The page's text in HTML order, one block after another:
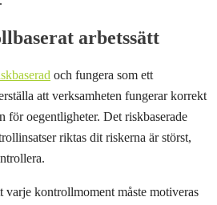
arbetssätt
och fungera som ett
att verksamheten fungerar korrekt
för oegentligheter. Det riskbaserade
riktas dit riskerna är störst,
varje kontrollmoment måste motiveras